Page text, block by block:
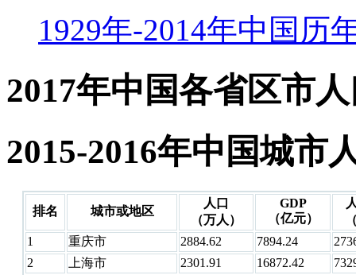
1929年-2014年中国历
2017年中国各省区市
2015-2016年中国城市
排名 城市或地区
人口
（万人）
GDP
（亿元）
1
重庆市 2884.62 7894.24
2
上海市 2301.91 16872.42